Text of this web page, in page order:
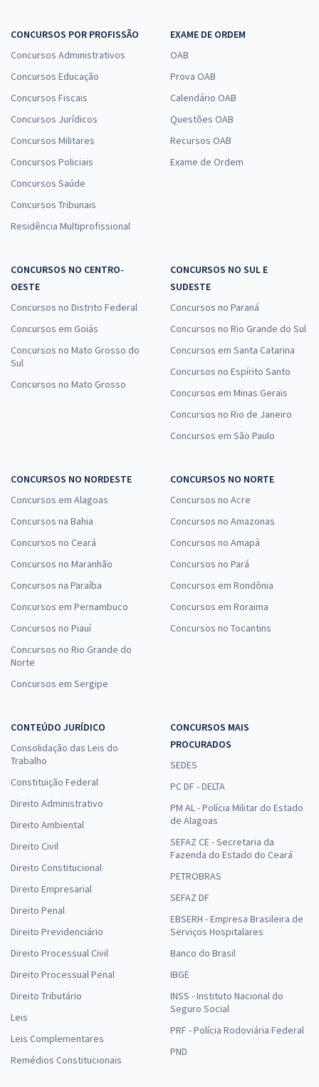
CONCURSOS POR PROFISSÃO
Concursos Administrativos
Concursos Educação
Concursos Fiscais
Concursos Jurídicos
Concursos Militares
Concursos Policiais
Concursos Saúde
Concursos Tribunais
Residência Multiprofissional
EXAME DE ORDEM
OAB
Prova OAB
Calendário OAB
Questões OAB
Recursos OAB
Exame de Ordem
CONCURSOS NO CENTRO-
OESTE
Concursos no Distrito Federal
Concursos em Goiás
Concursos no Mato Grosso do
Sul
Concursos no Mato Grosso
CONCURSOS NO SUL E
SUDESTE
Concursos no Paraná
Concursos no Rio Grande do Sul
Concursos em Santa Catarina
Concursos no Espírito Santo
Concursos em Minas Gerais
Concursos no Rio de Janeiro
Concursos em São Paulo
CONCURSOS NO NORDESTE
Concursos em Alagoas
Concursos na Bahia
Concursos no Ceará
Concursos no Maranhão
Concursos na Paraíba
Concursos em Pernambuco
Concursos no Piauí
Concursos no Rio Grande do
Norte
Concursos em Sergipe
CONCURSOS NO NORTE
Concursos no Acre
Concursos no Amazonas
Concursos no Amapá
Concursos no Pará
Concursos em Rondônia
Concursos em Roraima
Concursos no Tocantins
CONTEÚDO JURÍDICO
Consolidação das Leis do
Trabalho
Constituição Federal
Direito Administrativo
Direito Ambiental
Direito Civil
Direito Constitucional
Direito Empresarial
Direito Penal
Direito Previdenciário
Direito Processual Civil
Direito Processual Penal
Direito Tributário
Leis
Leis Complementares
Remédios Constitucionais
CONCURSOS MAIS
PROCURADOS
SEDES
PC DF - DELTA
PM AL - Polícia Militar do Estado
de Alagoas
SEFAZ CE - Secretaria da
Fazenda do Estado do Ceará
PETROBRAS
SEFAZ DF
EBSERH - Empresa Brasileira de
Serviços Hospitalares
Banco do Brasil
IBGE
INSS - Instituto Nacional do
Seguro Social
PRF - Polícia Rodoviária Federal
PND